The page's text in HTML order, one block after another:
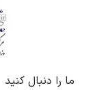
ما را دنبال کنید